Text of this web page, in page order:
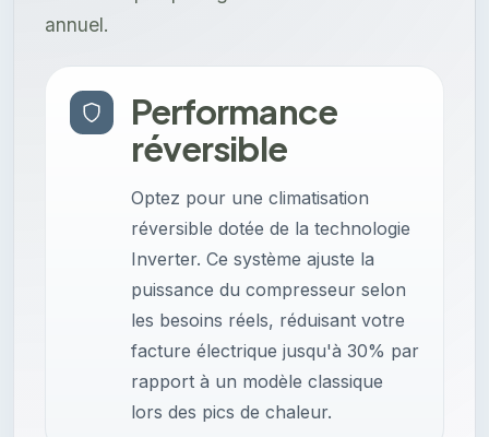
annuel.
Performance
réversible
Optez pour une climatisation
réversible dotée de la technologie
Inverter. Ce système ajuste la
puissance du compresseur selon
les besoins réels, réduisant votre
facture électrique jusqu'à 30% par
rapport à un modèle classique
lors des pics de chaleur.